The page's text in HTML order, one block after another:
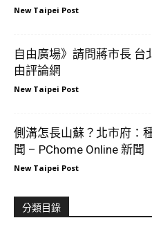
New Taipei Post
自由廣場》請問蔣市長 台
由評論網
New Taipei Post
側溝怎長山蘇？北市府：
聞 – PChome Online 新聞
New Taipei Post
分類目錄